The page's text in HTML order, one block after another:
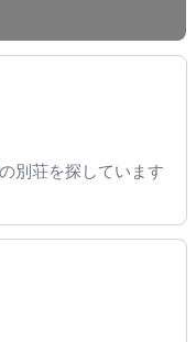
別荘を探しています